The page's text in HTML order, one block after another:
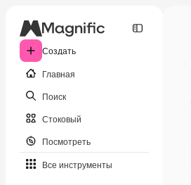
Создать
Главная
Поиск
Стоковый
Посмотреть
Все инструменты